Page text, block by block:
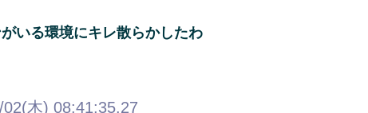
いる環境にキレ散らかしたわ
02(木) 08:41:35.27